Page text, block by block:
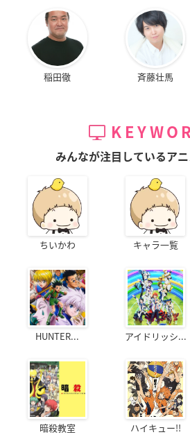
稲田徹 斉藤壮馬
みんなが注目しているア
ちいかわ キャラ一覧
HUNTER... アイドリッシ...
暗殺教室 ハイキュー!!